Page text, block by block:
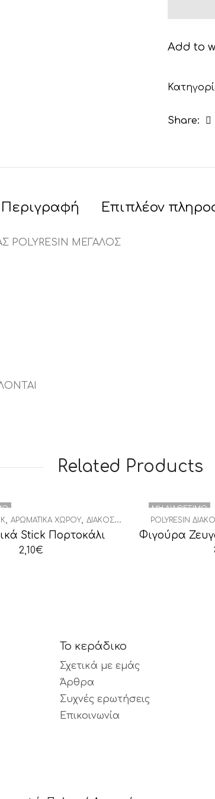
Add to
Share:
Περιγραφή Επιπλέον
POLYRESIN ΜΕΓΑΛΟΣ
Related Products
, ΑΡΩΜΑΤΙΚΆ ΧΏΡΟΥ, ΔΙΑΚΟΣΜΗΤΙΚΆ
Stick Πορτοκάλι
2,10€
ΜΗ ΔΙΑΘΈΣΙΜΟ
POLYRESIN
Το κεράδικο
Σχετικά με εμάς
Άρθρα
Συχνές ερωτήσεις
Επικοινωνία